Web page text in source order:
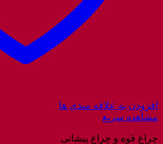
افزودن به علاقه مندی ها
مشاهده سریع
چراغ قوه و چراغ پیشانی